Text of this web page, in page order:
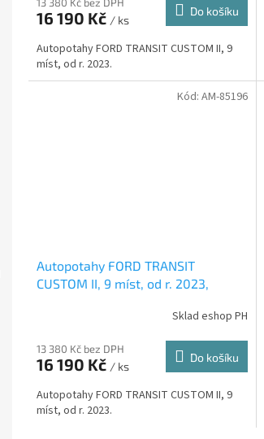
16 190 Kč / ks
Do košíku
Autopotahy FORD TRANSIT CUSTOM II, 9
míst, od r. 2023.
Autopotahy FORD TRANSIT
CUSTOM II, 9 míst, od r. 2023,
Sklad eshop PH
13 380 Kč bez DPH
16 190 Kč / ks
Do košíku
Autopotahy FORD TRANSIT CUSTOM II, 9
míst, od r. 2023.
Kód: AM-85196